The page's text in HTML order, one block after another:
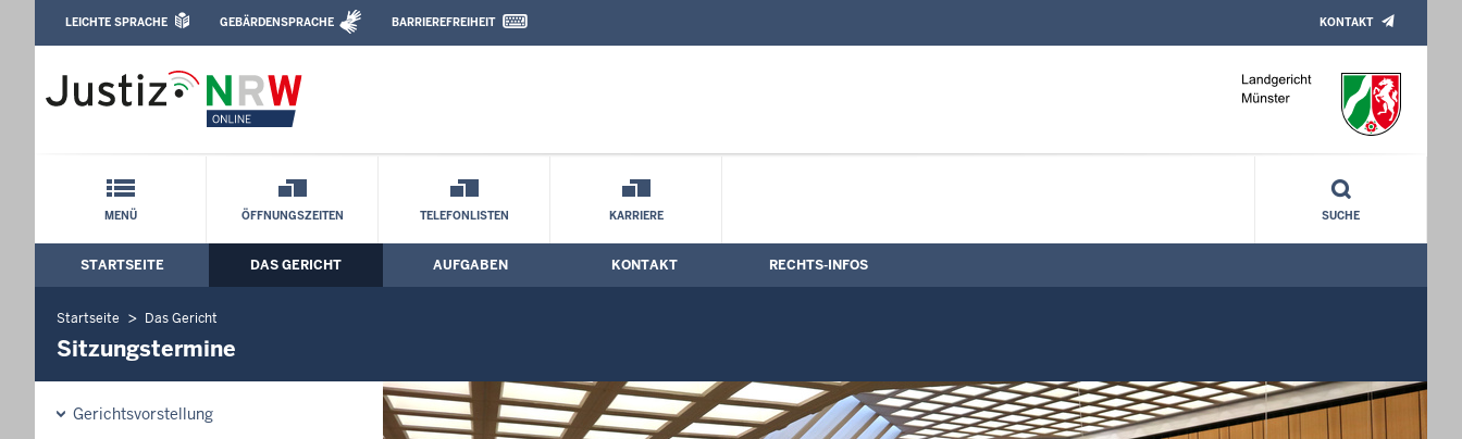
Landgericht Münster: Sitzungstermine
Leichte Sprache, Gebärdensprachenvideo und Kontaktformular
LEICHTE SPRACHE GEBÄRDENSPRACHE BARRIEREFREIHEIT KONTAKT
Schnellnavigation mit Volltext-Suche
MENÜ ÖFFNUNGSZEITEN TELEFONLISTEN KARRIERE SUCHE
Hauptmenü: Hauptnavigation
STARTSEITE DAS GERICHT AUFGABEN KONTAKT RECHTS-INFOS
Startseite Das Gericht
Sitzungstermine
Gerichtsvorstellung